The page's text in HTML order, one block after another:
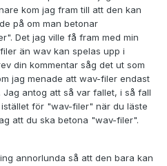
kom jag fram till att den kan
på om man betonar
Det jag ville få fram med min
än wav kan spelas upp i
din kommentar såg det ut som
jag menade att wav-filer endast
antog att så var fallet, i så fall
för "wav-filer" när du läste
att du ska betona "wav-filer".
annorlunda så att den bara kan